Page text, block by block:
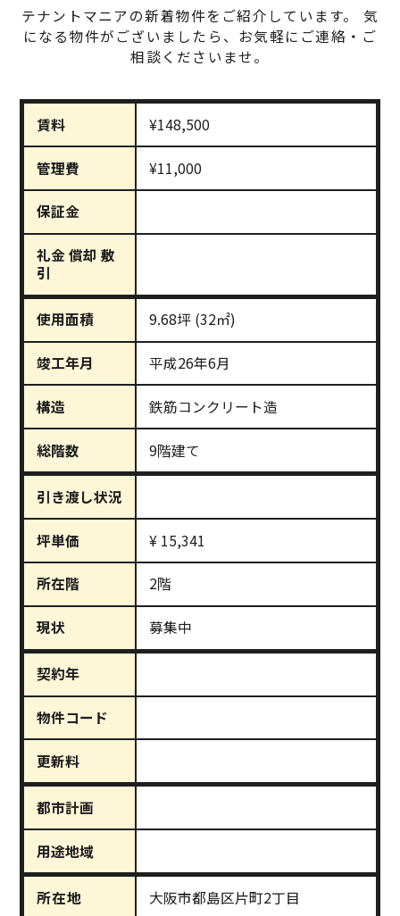
テナントマニアの新着物件をご紹介しています。
気
になる物件がございましたら、お気軽にご連絡・ご
相談くださいませ。
賃料 ¥148,500
管理費 ¥11,000
保証金
礼金 償却 敷
引
使用面積 9.68坪 (32㎡)
竣工年月 平成26年6月
構造 鉄筋コンクリート造
総階数 9階建て
引き渡し状況
坪単価 ¥ 15,341
所在階 2階
現状 募集中
契約年
物件コード
更新料
都市計画
用途地域
所在地 大阪市都島区片町2丁目